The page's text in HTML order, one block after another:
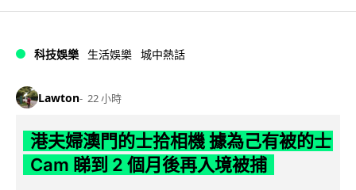
科技娛樂 生活娛樂 城中熱話
Lawton 22 小時
港夫婦澳門的士拾相機 據為己有被的士
Cam 睇到 2 個月後再入境被捕